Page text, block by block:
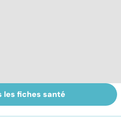
Le magnésium,
un oligo-élément
les fiches santé